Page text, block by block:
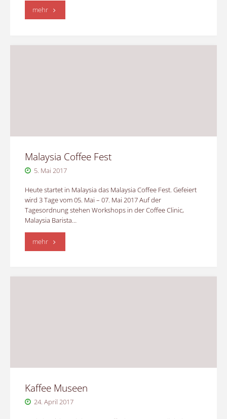
mehr"Paraguay:
Malaysia Coffee Fest
5. Mai 2017
Heute startet in Malaysia das Malaysia Coffee Fest. Gefeiert
wird 3 Tage vom 05. Mai – 07. Mai 2017 Auf der
Tagesordnung stehen Workshops in der Coffee Clinic,
Malaysia Barista…
mehr"Malaysia
Kaffee Museen
24. April 2017